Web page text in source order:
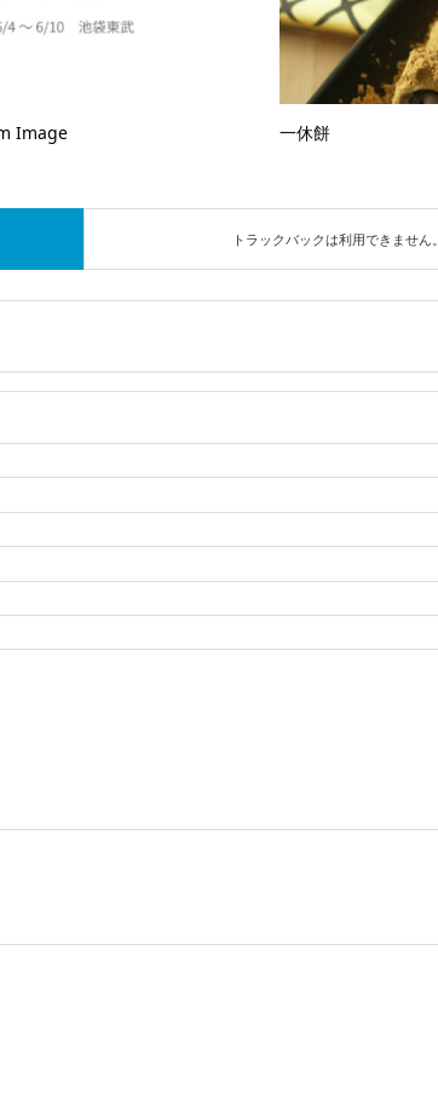
Image 一休餅
トラックバックは利用できません。